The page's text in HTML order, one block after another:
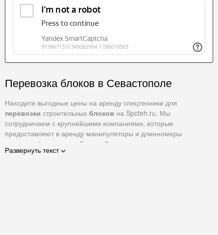
Перевозка блоков в Севастополе
Находите выгодные цены на аренду спецтехники для
перевозки строительных блоков на Spcteh.ru. Мы
сотрудничаем с крупнейшими компаниями, которые
предоставляют в аренду манипуляторы и длинномеры
грузоподъёмностью от 5 тонн. Связаться с арендодателем и
оставить заявку можно на сайте и через форму заказа
Развернуть текст